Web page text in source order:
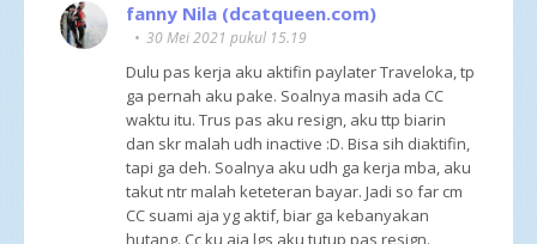
fanny Nila (dcatqueen.com)
30 Mei 2021 pukul 15.19
Dulu pas kerja aku aktifin paylater Traveloka, tp
ga pernah aku pake. Soalnya masih ada CC
waktu itu. Trus pas aku resign, aku ttp biarin
dan skr malah udh inactive :D. Bisa sih diaktifin,
tapi ga deh. Soalnya aku udh ga kerja mba, aku
takut ntr malah keteteran bayar. Jadi so far cm
CC suami aja yg aktif, biar ga kebanyakan
hutang. Cc ku aja lgs aku tutup pas resign.